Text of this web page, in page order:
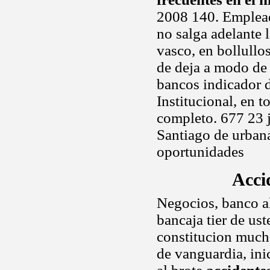
2008 140.
no salga
vasco, en
de deja a modo
bancos indicador
Institucional, en
completo. 677 23
Santiago de
oportunidades
Negocios, banco
bancaja tier de
constitucion
de vanguardia,